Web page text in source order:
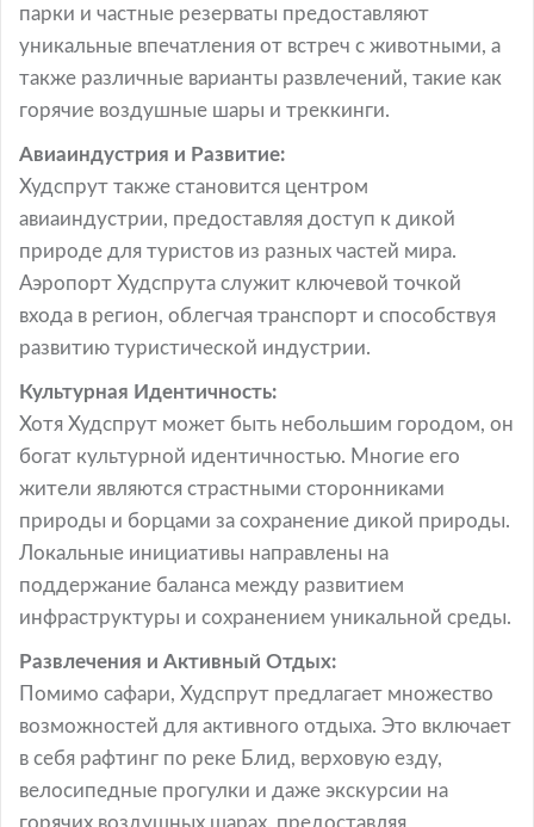
парки и частные резерваты предоставляют
уникальные впечатления от встреч с животными, а
также различные варианты развлечений, такие как
горячие воздушные шары и треккинги.
Авиаиндустрия и Развитие:
Худспрут также становится центром
авиаиндустрии, предоставляя доступ к дикой
природе для туристов из разных частей мира.
Аэропорт Худспрута служит ключевой точкой
входа в регион, облегчая транспорт и способствуя
развитию туристической индустрии.
Культурная Идентичность:
Хотя Худспрут может быть небольшим городом, он
богат культурной идентичностью. Многие его
жители являются страстными сторонниками
природы и борцами за сохранение дикой природы.
Локальные инициативы направлены на
поддержание баланса между развитием
инфраструктуры и сохранением уникальной среды.
Развлечения и Активный Отдых:
Помимо сафари, Худспрут предлагает множество
возможностей для активного отдыха. Это включает
в себя рафтинг по реке Блид, верховую езду,
велосипедные прогулки и даже экскурсии на
горячих воздушных шарах, предоставляя